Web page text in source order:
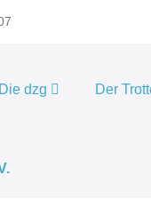
Die dzg Der